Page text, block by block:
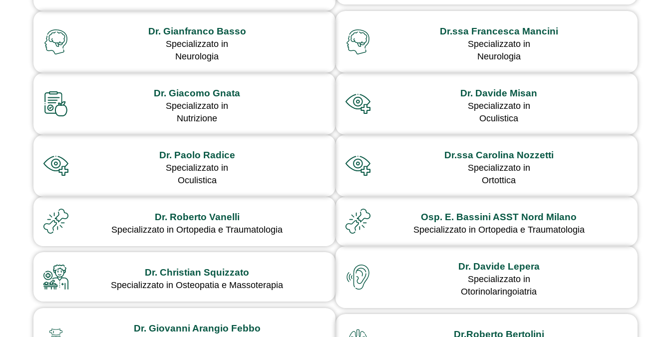
Dr. Gianfranco Basso
Specializzato in
Neurologia
Dr.ssa Francesca Mancini
Specializzato in
Neurologia
Dr. Giacomo Gnata
Specializzato in
Nutrizione
Dr. Davide Misan
Specializzato in
Oculistica
Dr. Paolo Radice
Specializzato in
Oculistica
Dr.ssa Carolina Nozzetti
Specializzato in
Ortottica
Dr. Roberto Vanelli
Specializzato in Ortopedia e Traumatologia
Osp. E. Bassini ASST Nord Milano
Specializzato in Ortopedia e Traumatologia
Dr. Christian Squizzato
Specializzato in Osteopatia e Massoterapia
Dr. Davide Lepera
Specializzato in
Otorinolaringoiatria
Dr. Giovanni Arangio Febbo
Dr.Roberto Bertolini